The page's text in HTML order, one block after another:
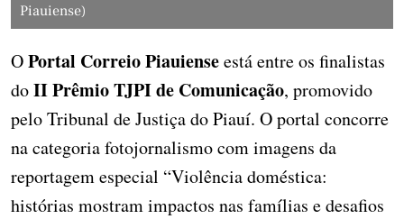
Piauiense)
OPortal Correio Piauienseestá entre os finalistas
doII Prêmio TJPI de Comunicação, promovido
pelo Tribunal de Justiça do Piauí. O portal concorre
na categoria fotojornalismo com imagens da
reportagem especial “Violência doméstica:
histórias mostram impactos nas famílias e desafios